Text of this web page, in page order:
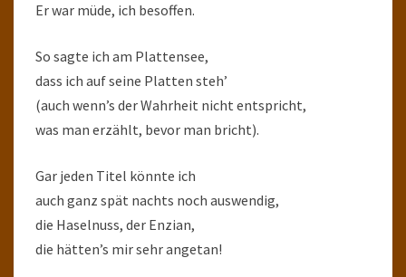
Er war müde, ich besoffen.
So sagte ich am Plattensee,
dass ich auf seine Platten steh’
(auch wenn’s der Wahrheit nicht entspricht,
was man erzählt, bevor man bricht).
Gar jeden Titel könnte ich
auch ganz spät nachts noch auswendig,
die Haselnuss, der Enzian,
die hätten’s mir sehr angetan!